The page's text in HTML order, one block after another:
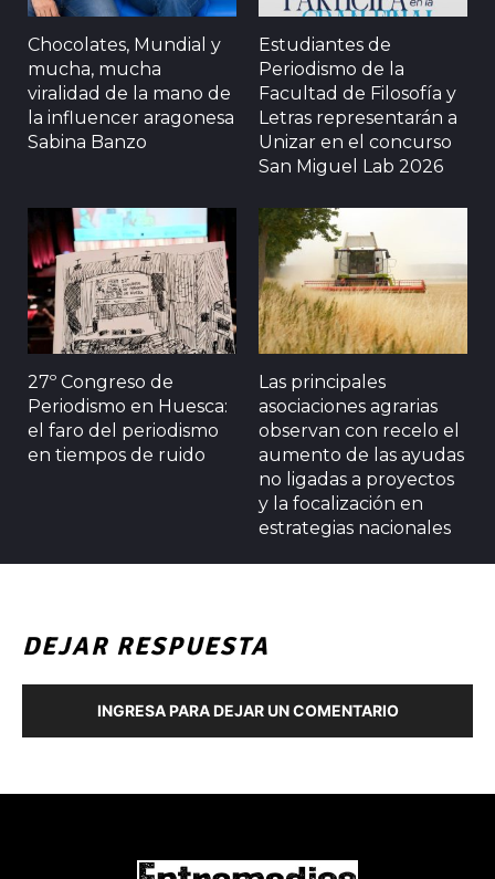
Chocolates, Mundial y
mucha, mucha
viralidad de la mano de
la influencer aragonesa
Sabina Banzo
Estudiantes de
Periodismo de la
Facultad de Filosofía y
Letras representarán a
Unizar en el concurso
San Miguel Lab 2026
27º Congreso de
Periodismo en Huesca:
el faro del periodismo
en tiempos de ruido
Las principales
asociaciones agrarias
observan con recelo el
aumento de las ayudas
no ligadas a proyectos
y la focalización en
estrategias nacionales
DEJAR RESPUESTA
INGRESA PARA DEJAR UN COMENTARIO